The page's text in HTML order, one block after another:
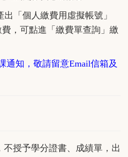
「個人繳費用虛擬帳號」
，可點進「繳費單查詢」繳
通知，敬請留意Email信箱及
不授予學分證書、成績單，出